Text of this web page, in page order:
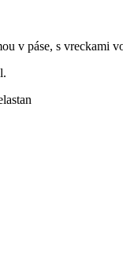
v páse, s vreckami